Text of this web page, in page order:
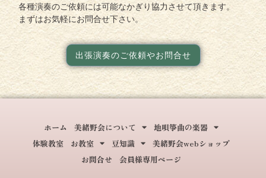
各種演奏のご依頼には可能なかぎり協力させて頂きます。
まずはお気軽にお問合せ下さい。
出張演奏のご依頼やお問合せ
ホーム 美緒野会について
地唄箏曲の楽器
体験教室
お教室 豆知識
美緒野会webショップ
お問合せ
会員様専用ページ